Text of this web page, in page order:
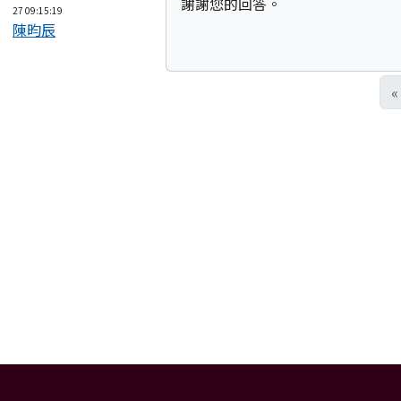
27 09:15:19
陳昀辰
«